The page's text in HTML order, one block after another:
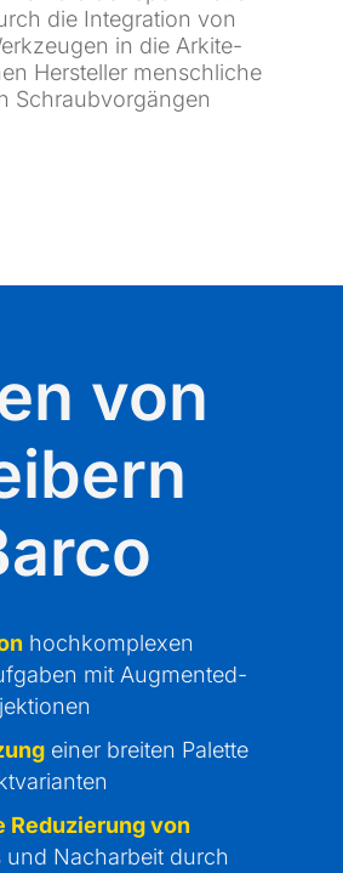
die Integration von
in die Arkite-
Hersteller menschliche
Schraubvorgängen
von
hochkomplexen
mit Augmented-
einer breiten Palette
Reduzierung von
und Nacharbeit durch